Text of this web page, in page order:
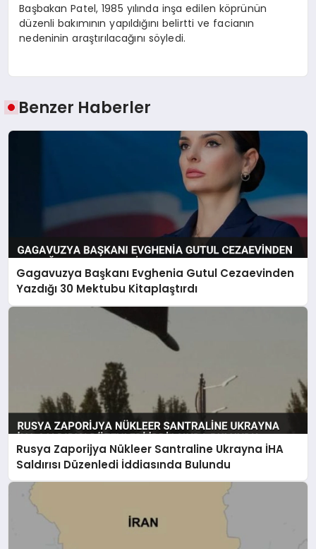
Başbakan Patel, 1985 yılında inşa edilen köprünün
düzenli bakımının yapıldığını belirtti ve facianın
nedeninin araştırılacağını söyledi.
Benzer Haberler
Gagavuzya Başkanı Evghenia Gutul Cezaevinden
Yazdığı 30 Mektubu Kitaplaştırdı
Rusya Zaporijya Nükleer Santraline Ukrayna İHA
Saldırısı Düzenledi İddiasında Bulundu